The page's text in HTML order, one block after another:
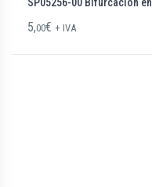
5,00€ + IVA